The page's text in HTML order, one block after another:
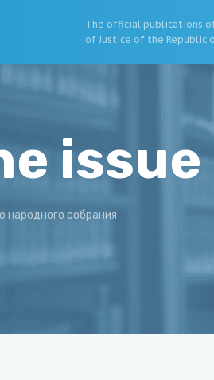
The official publications
of Justice of the Republic
issue
народного собрания